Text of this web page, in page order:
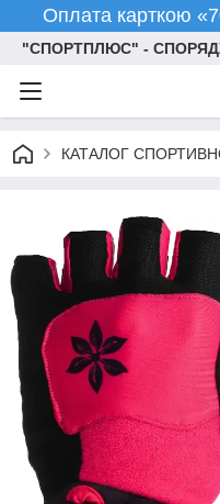
Оплата карткою
"СПОРТПЛЮС" -
КАТАЛОГ